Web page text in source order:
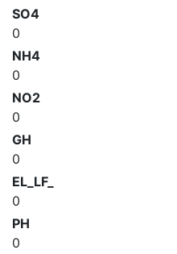
SO4
0
NH4
0
NO2
0
GH
0
EL_LF_
0
PH
0